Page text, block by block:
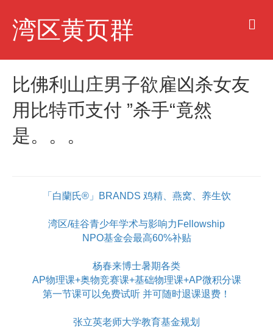
湾区黄页群
u
比佛利山庄男子欲雇凶杀女友
用比特币支付 ”杀手“竟然
是。。。
「白蘭氏®」BRANDS 鸡精、燕窝、养生饮
湾区/硅谷青少年学术与影响力Fellowship
NPO基金会最高60%补贴
杨春来博士暑期各类
AP物理课+奥物竞赛课+基础物理课+AP微积分课
第一节课可以免费试听 并可随时退课退费！
张立英老师大学教育基金规划